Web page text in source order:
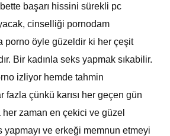
başarı hissini sürekli pc
cinselliği pornodam
porno öyle güzeldir ki her çeşit
Bir kadınla seks yapmak sıkabilir.
izliyor hemde tahmin
fazla çünkü karısı her geçen gün
her zaman en çekici ve güzel
yapmayı ve erkeği memnun etmeyi